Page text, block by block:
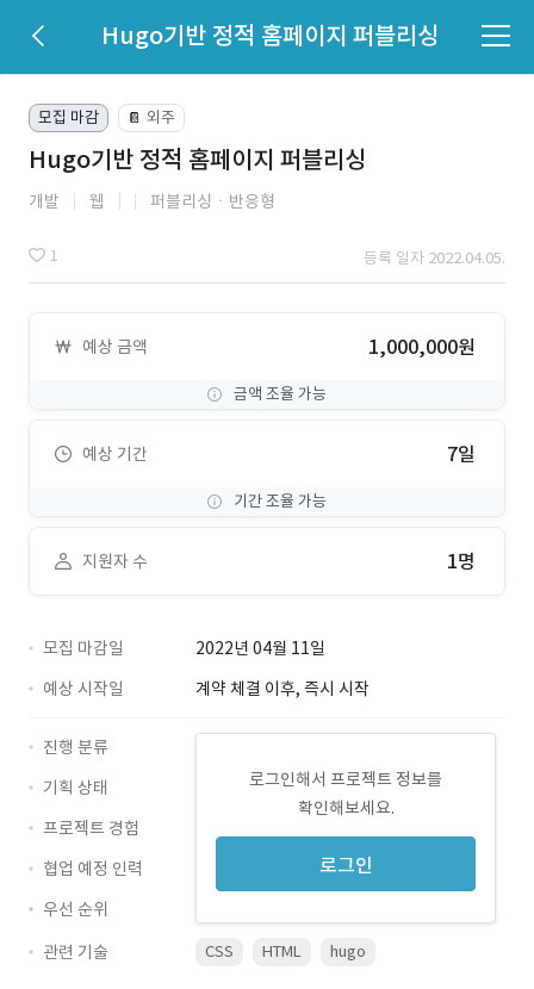
Hugo기반 정적 홈페이지 퍼블리싱
모집 마감 📔 외주
Hugo기반 정적 홈페이지 퍼블리싱
개발 웹 퍼블리싱ㆍ반응형
1 등록 일자 2022.04.05.
예상 금액 1,000,000원
금액 조율 가능
예상 기간 7일
기간 조율 가능
지원자 수 1명
모집 마감일
2022년 04월 11일
예상 시작일
계약 체결 이후, 즉시 시작
로그인해서 프로젝트 정보를
확인해보세요.
로그인
진행 분류
기획 상태
프로젝트 경험
협업 예정 인력
우선 순위
관련 기술
CSS HTML hugo